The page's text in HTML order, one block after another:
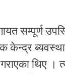
सम्पूर्ण
केन्द्र
गराएका थिए